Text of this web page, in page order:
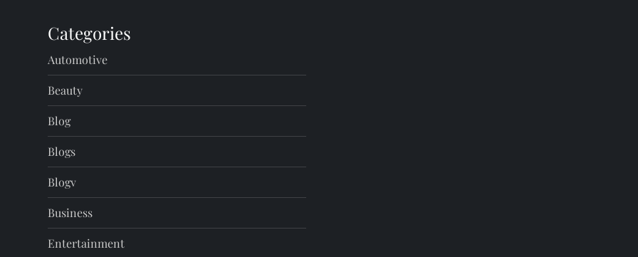
Categories
Automotive
Beauty
Blog
Blogs
Blogv
Business
Entertainment